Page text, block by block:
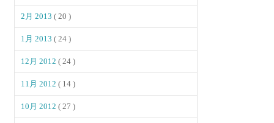
2月 2013( 20 )
1月 2013( 24 )
12月 2012( 24 )
11月 2012( 14 )
10月 2012( 27 )